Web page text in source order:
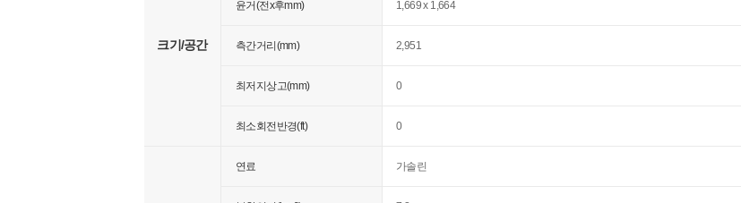
크기/공간
윤거(전x후mm) 1,669 x 1,664
측간거리(mm) 2,951
최저지상고(mm) 0
최소회전반경(ft) 0
연료 가솔린